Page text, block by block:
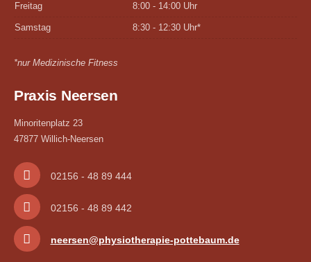
Freitag 8:00 - 14:00 Uhr
Samstag 8:30 - 12:30 Uhr*
*nur Medizinische Fitness
Praxis Neersen
Minoritenplatz 23
47877 Willich-Neersen
02156 - 48 89 444
02156 - 48 89 442
neersen@physiotherapie-pottebaum.de